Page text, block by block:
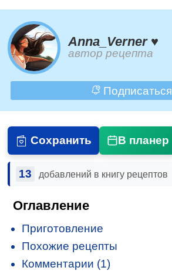
Anna_Verner ♥
автор рецепта
Подписаться
Сохранить В планер
13 добавлений в книгу рецептов
Оглавление
Приготовление
Похожие рецепты
Комментарии (1)